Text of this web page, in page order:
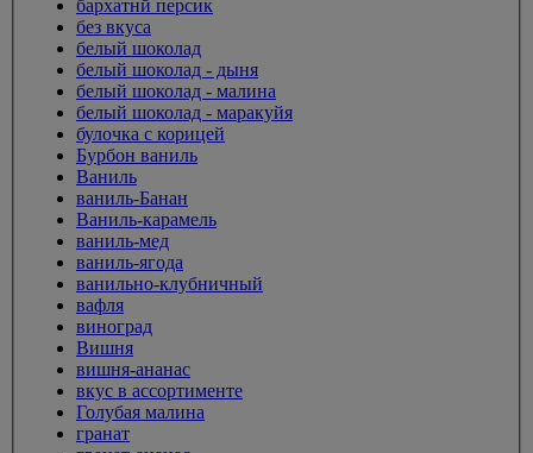
бархатнй персик
без вкуса
белый шоколад
белый шоколад - дыня
белый шоколад - малина
белый шоколад - маракуйя
булочка с корицей
Бурбон ваниль
Ваниль
ваниль-Банан
Ваниль-карамель
ваниль-мед
ваниль-ягода
ванильно-клубничный
вафля
виноград
Вишня
вишня-ананас
вкус в ассортименте
Голубая малина
гранат